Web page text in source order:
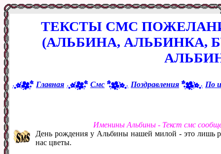
ТЕКСТЫ СМС
(АЛЬБИНА, АЛЬБИНКА,
Главная Смс Поздравления По
Именины Альбины - Текст смс
День рождения у Альбины нашей милой - это лишь
нас цветы.